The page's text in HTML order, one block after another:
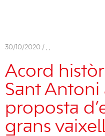
30/10/2020 / , ,
Acord
Sant Antoni
proposta
grans